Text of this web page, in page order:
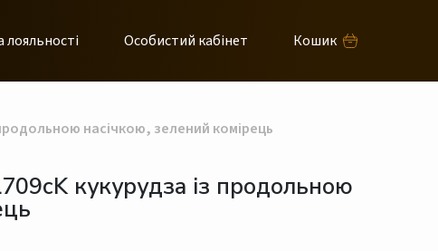
Особистий кабінет Кошик
насічкою, зелений комірець
кукурудза із продольною